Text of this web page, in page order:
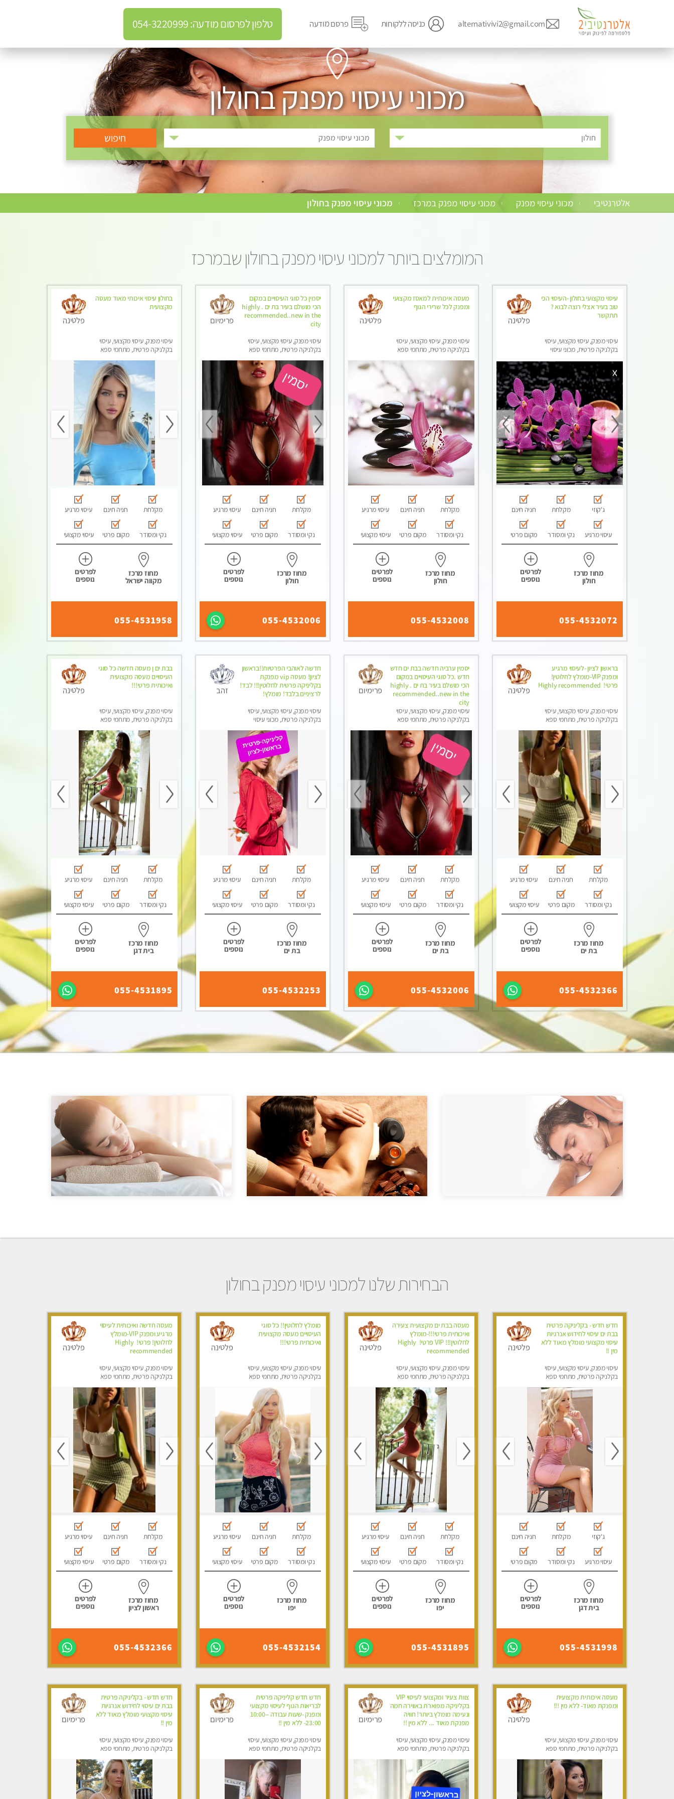
alternativivi2@gmail.com כניסה ללקוחות פרסם מודעה טלפון לפרסום מודעה: 054-3220999
מכוני עיסוי מפנק בחולון
חולון מכוני עיסוי מפנק
אלטרנטיבי › מכוני עיסוי מפנק › מכוני עיסוי מפנק במרכז › מכוני עיסוי מפנק בחולון
המומלצים ביותר למכוני עיסוי מפנק בחולון שבמרכז
עיסוי מקצועי בחולון -העיסוי הכי
טוב בעיר אצלי רוצה לבוא ?
תתקשר
עיסוי מפנק, עיסוי מקצועי, עיסוי
בקלניקה פרטית, מכוני עיסוי
פלטינה
ג'קוזי מקלחת חניה חינם
עיסוי מרגיע נקי ומסודר מקום פרטי
מחוז מרכז
חולון
לפרטים
נוספים
055-4532072
מעסה איכותית למאסז מקצועי
ומפנק לכל שרירי הגוף
עיסוי מפנק, עיסוי מקצועי, עיסוי
בקלניקה פרטית, מתחמי ספא
טנטרה
פלטינה
מקלחת חניה חינם עיסוי מרגיע
נקי ומסודר מקום פרטי עיסוי מקצועי
מחוז מרכז
חולון
לפרטים
נוספים
055-4532008
יסמין כל סוגי העיסויים במקום
הכי מושלם בעיר בת ים . highly
recommended..new in the
city
עיסוי מפנק, עיסוי מקצועי, עיסוי
בקלניקה פרטית, מתחמי ספא
פרימיום
מקלחת חניה חינם עיסוי מרגיע
נקי ומסודר מקום פרטי עיסוי מקצועי
מחוז מרכז
חולון
לפרטים
נוספים
055-4532006
בחולון עיסוי איכותי מאוד מעסה
מקצועית
עיסוי מפנק, עיסוי מקצועי, עיסוי
בקלניקה פרטית, מתחמי ספא
פלטינה
מקלחת חניה חינם עיסוי מרגיע
נקי ומסודר מקום פרטי עיסוי מקצועי
מחוז מרכז
מקווה ישראל
לפרטים
נוספים
055-4531958
בראשון לציון -לעיסוי מרגיע
ומפנק VIP-מומלץ לחלוטין!
פרטי! ​​​​​​ Highly recommended
עיסוי מפנק, עיסוי מקצועי, עיסוי
בקלניקה פרטית, מתחמי ספא
פלטינה
מקלחת חניה חינם עיסוי מרגיע
נקי ומסודר מקום פרטי עיסוי מקצועי
מחוז מרכז
בת ים
לפרטים
נוספים
055-4532366
יסמין ערביה חדשה בבת ים חדש
חדש .כל סוגי העיסויים במקום
הכי מושלם בעיר בת ים . highly
recommended..new in the
city
עיסוי מפנק, עיסוי מקצועי, עיסוי
בקלניקה פרטית, מתחמי ספא
הבית, עיסוי טנטרה
פרימיום
מקלחת חניה חינם עיסוי מרגיע
נקי ומסודר מקום פרטי עיסוי מקצועי
מחוז מרכז
בת ים
לפרטים
נוספים
055-4532006
חדשה לאוהבי הפרטיות!!בראשון
לציון! מעסה vip מפנקת
בקליניקה פרטית לחלוטין!!! לבד!
לרציניים בלבד! מומלץ!
עיסוי מפנק, עיסוי מקצועי, עיסוי
בקלניקה פרטית, מכוני עיסוי
זהב
מקלחת חניה חינם עיסוי מרגיע
נקי ומסודר מקום פרטי עיסוי מקצועי
מחוז מרכז
בת ים
לפרטים
נוספים
055-4532253
בבת ים ן מעסה חדשה כל סוגי
העיסויים מעסה מקצועית
ואיכותית פרטי!!!
עיסוי מפנק, עיסוי מקצועי, עיסוי
בקלניקה פרטית, מתחמי ספא
פלטינה
מקלחת חניה חינם עיסוי מרגיע
נקי ומסודר מקום פרטי עיסוי מקצועי
מחוז מרכז
בית דגן
לפרטים
נוספים
055-4531895
הבחירות שלנו למכוני עיסוי מפנק בחולון
חדש חדש - בקליניקה פרטית
בבת ים עיסוי לחידוש אנרגיות
עיסוי מקצועי מומלץ מאוד ללא
מין !!
עיסוי מפנק, עיסוי מקצועי, עיסוי
בקלניקה פרטית, מתחמי ספא
פלטינה
ג'קוזי מקלחת חניה חינם
עיסוי מרגיע נקי ומסודר מקום פרטי
מחוז מרכז
בית דגן
לפרטים
נוספים
055-4531998
מעסה בבת ים מקצועית צעירה
ואיכותית פרטי!!!-מומלץ
לחלוטין!!! VIP פרטי! ​​​​​​ Highly
recommended
עיסוי מפנק, עיסוי מקצועי, עיסוי
בקלניקה פרטית, מתחמי ספא
פלטינה
מקלחת חניה חינם עיסוי מרגיע
נקי ומסודר מקום פרטי עיסוי מקצועי
מחוז מרכז
יפו
לפרטים
נוספים
055-4531895
מומלץ לחלוטין!! כל סוגי
העיסויים מעסה מקצועית
ואיכותית פרטי!!!
עיסוי מפנק, עיסוי מקצועי, עיסוי
בקלניקה פרטית, מתחמי ספא
פלטינה
מקלחת חניה חינם עיסוי מרגיע
נקי ומסודר מקום פרטי עיסוי מקצועי
מחוז מרכז
יפו
לפרטים
נוספים
055-4532154
מעסה חדשה ואיכותית לעיסוי
מרגיע ומפנק VIP-מומלץ
לחלוטין! פרטי! ​​​​​​ Highly
recommended
עיסוי מפנק, עיסוי מקצועי, עיסוי
בקלניקה פרטית, מתחמי ספא
פלטינה
מקלחת חניה חינם עיסוי מרגיע
נקי ומסודר מקום פרטי עיסוי מקצועי
מחוז מרכז
ראשון לציון
לפרטים
נוספים
055-4532366
מעסה איכותית מקצועית
ומפנקת מאוד- ללא מין !!!
עיסוי מפנק, עיסוי מקצועי, עיסוי
בקלניקה פרטית, מתחמי ספא
פלטינה
צוות צעיר ומקצועי לעיסוי VIP
בקליניקה מפוארת באווירה חמה
ונעימה מומלץ ביותר! חוויה
מפנקת מאוד ... ללא מין !!
עיסוי מפנק, עיסוי מקצועי, עיסוי
בקלניקה פרטית, מתחמי ספא
טנטרה
פרימיום
חדש חדש קליניקה פרטית
לבריאות הגוף לעיסוי מקצועי
ומפנק -שעות עבודה -10:00-
23:00- ללא מין !!
עיסוי מפנק, עיסוי מקצועי, עיסוי
בקלניקה פרטית, מתחמי ספא
פרימיום
חדש חדש - בקליניקה פרטית
בבת ים עיסוי לחידוש אנרגיות
עיסוי מקצועי מומלץ מאוד ללא
מין !!
עיסוי מפנק, עיסוי מקצועי, עיסוי
בקלניקה פרטית, מתחמי ספא
פרימיום